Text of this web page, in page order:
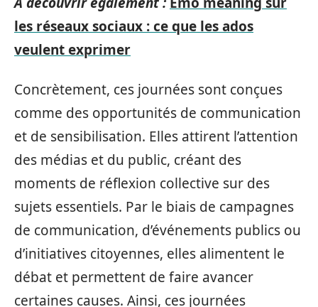
les réseaux sociaux : ce que les ados
veulent exprimer
Concrètement, ces journées sont conçues
comme des opportunités de communication
et de sensibilisation. Elles attirent l’attention
des médias et du public, créant des
moments de réflexion collective sur des
sujets essentiels. Par le biais de campagnes
de communication, d’événements publics ou
d’initiatives citoyennes, elles alimentent le
débat et permettent de faire avancer
certaines causes. Ainsi, ces journées